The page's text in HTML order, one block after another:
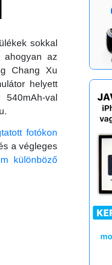
sokkal
ahogyan az
Chang Xu
helyett
val
fotókon
a végleges
különböző